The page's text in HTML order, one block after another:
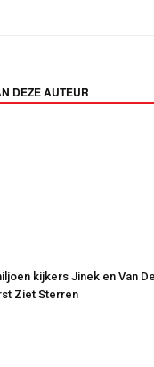
DEZE AUTEUR
kijkers Jinek en Van
Ziet Sterren